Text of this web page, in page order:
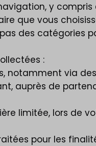
y
que vous
des catégories
:
notamment via
auprès de
limitée, lors de
pour les